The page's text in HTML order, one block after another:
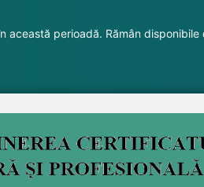
această perioadă. Rămân disponibile